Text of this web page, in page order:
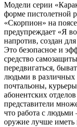
Модели серии
форме пистолетной
«Скорпион» на
предупреждает «Я
напротив, создан
Это безопасное и
средство
передвигаться,
людьми в
почтальоны,
абонентских
представители
что работа с людьми
оружие лучше иметь